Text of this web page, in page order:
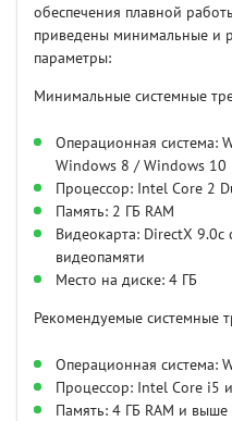
обеспечения плавной
приведены минимальные и
параметры:
Минимальные системные
Операционная система:
Windows 8 / Windows 10
Процессор: Intel Core 2
Память: 2 ГБ RAM
Видеокарта: DirectX
видеопамяти
Место на диске: 4 ГБ
Рекомендуемые системные
Операционная система:
Процессор: Intel Core i5
Память: 4 ГБ RAM и выше